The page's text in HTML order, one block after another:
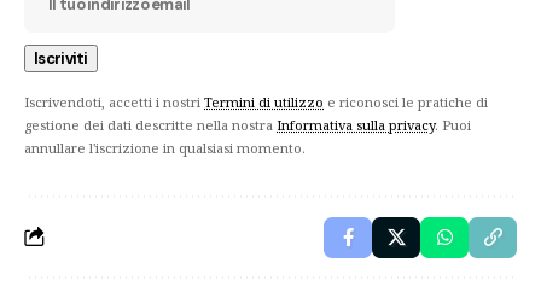
Iscrivendoti, accetti i nostri Termini di utilizzo e riconosci le pratiche di
gestione dei dati descritte nella nostra Informativa sulla privacy. Puoi
annullare l'iscrizione in qualsiasi momento.